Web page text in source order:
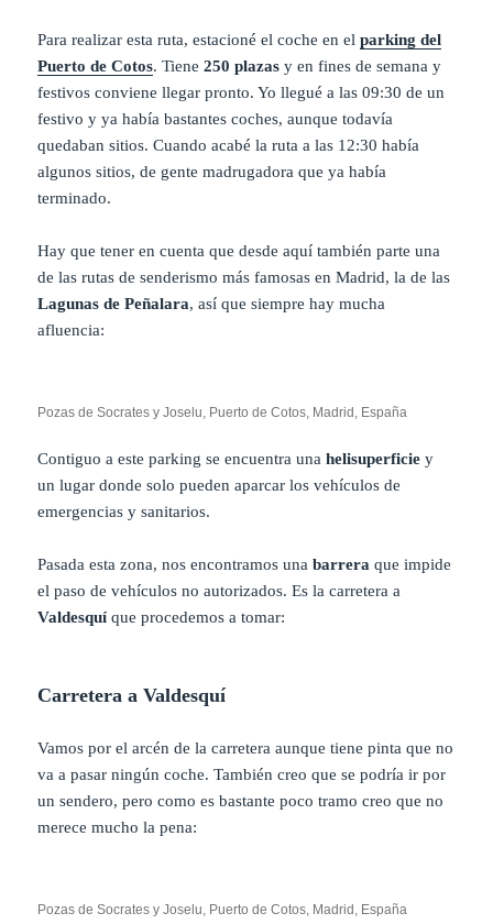
Para realizar esta ruta, estacioné el coche en elparking del
Puerto de Cotos. Tiene250 plazas y en fines de semana y
festivos conviene llegar pronto. Yo llegué a las 09:30 de un
festivo y ya había bastantes coches, aunque todavía
quedaban sitios. Cuando acabé la ruta a las 12:30 había
algunos sitios, de gente madrugadora que ya había
terminado.
Hay que tener en cuenta que desde aquí también parte una
de las rutas de senderismo más famosas en Madrid, la de las
Lagunas de Peñalara, así que siempre hay mucha
afluencia:
Pozas de Socrates y Joselu, Puerto de Cotos, Madrid, España
Contiguo a este parking se encuentra unahelisuperficie y
un lugar donde solo pueden aparcar los vehículos de
emergencias y sanitarios.
Pasada esta zona, nos encontramos unabarrera que impide
el paso de vehículos no autorizados. Es la carretera a
Valdesquíque procedemos a tomar:
Carretera a Valdesquí
Vamos por el arcén de la carretera aunque tiene pinta que no
va a pasar ningún coche. También creo que se podría ir por
un sendero, pero como es bastante poco tramo creo que no
merece mucho la pena:
Pozas de Socrates y Joselu, Puerto de Cotos, Madrid, España